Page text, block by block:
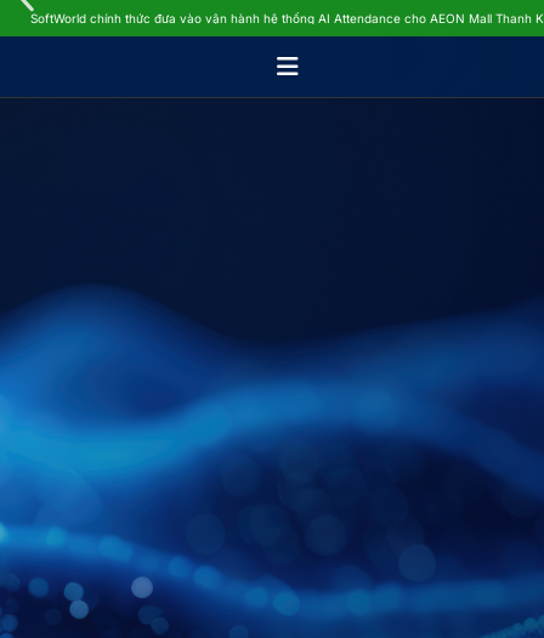
SoftWorld chính thức đưa vào vận hành hệ thống AI Attendance cho AEON Mall Thanh